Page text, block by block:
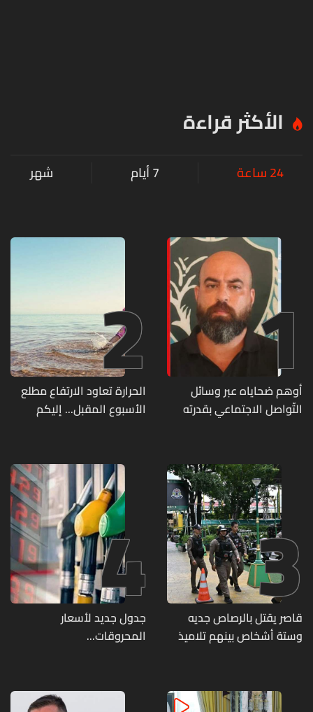
الأكثر قراءة
24 ساعة 7 أيام شهر
1
أوهم ضحاياه عبر وسائل
التّواصل الاجتماعي بقدرته
وقع ضحيّة أعماله؟
2
الحرارة تعاود الارتفاع مطلع
الأسبوع المقبل... إليكم
3
قاصر يقتل بالرصاص جديه
وستة أشخاص بينهم تلاميذ
4
جدول جديد لأسعار
المحروقات...